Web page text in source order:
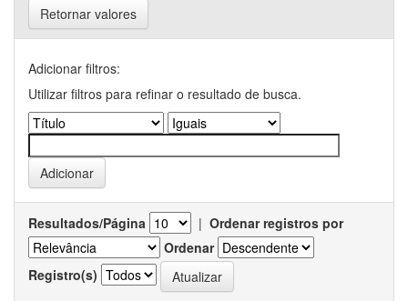
Retornar valores
Adicionar filtros:
Utilizar filtros para refinar o resultado de busca.
Resultados/Página | Ordenar registros por
Ordenar
Registro(s)